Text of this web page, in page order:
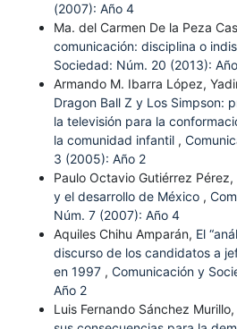
(2007): Año 4
Ma. del Carmen De la Peza
comunicación: disciplina o
Sociedad: Núm. 20 (2013):
Armando M. Ibarra López,
Dragon Ball Z y Los Simpson:
la televisión para la
la comunidad infantil ,
3 (2005): Año 2
Paulo Octavio Gutiérrez Pérez,
y el desarrollo de México ,
Núm. 7 (2007): Año 4
Aquiles Chihu Amparán, El
discurso de los candidatos a
en 1997 , Comunicación y
Año 2
Luis Fernando Sánchez Murillo,